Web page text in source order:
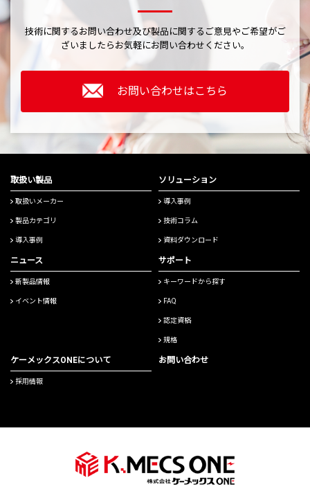
技術に関するお問い合わせ及び製品に関するご意見やご希望がご
ざいましたら お気軽にお問い合わせください。
お問い合わせはこちら
取扱い製品
取扱いメーカー
製品カテゴリ
導入事例
ソリューション
導入事例
技術コラム
資料ダウンロード
ニュース
新製品情報
イベント情報
サポート
キーワードから探す
FAQ
認定資格
規格
ケーメックスONEについて
採用情報
お問い合わせ